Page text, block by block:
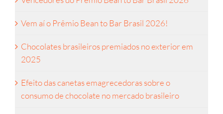
Vem aí o Prêmio Bean to Bar Brasil 2026!
Chocolates brasileiros premiados no exterior em
2025
Efeito das canetas emagrecedoras sobre o
consumo de chocolate no mercado brasileiro